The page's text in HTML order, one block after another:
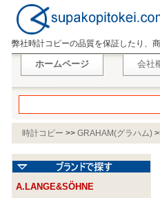
弊社時計コピーの品質を保証したり、
ホームページ 会社
時計コピー >> GRAHAM(グラハム)
A.LANGE&SÖHNE